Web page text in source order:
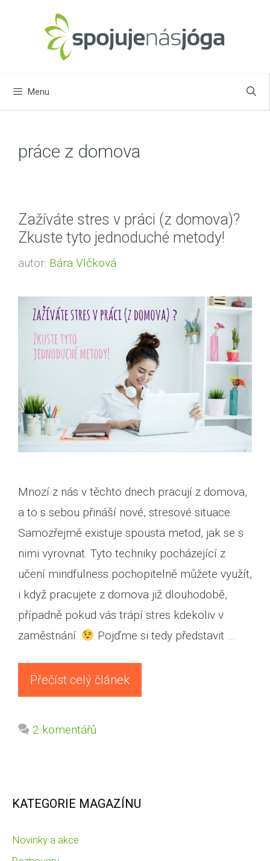
Menu
práce z domova
Zažíváte stres v práci (z domova)?
Zkuste tyto jednoduché metody!
autor: Bára Vlčková
Mnozí z nás v těchto dnech pracují z domova,
a to s sebou přináší nové, stresové situace.
Samozřejmě existuje spousta metod, jak se s
nimi vyrovnat. Tyto techniky pocházející z
učení mindfulness pochopitelně můžete využít,
i když pracujete z domova již dlouhodobě,
případně pokud vás trápí stres kdekoliv v
zaměstnání.
Pojďme si tedy představit …
Přečíst celý článek
2 komentářů
KATEGORIE MAGAZÍNU
Novinky a akce